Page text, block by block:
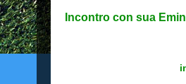
Incontro con sua